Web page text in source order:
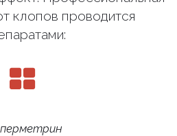
клопов проводится